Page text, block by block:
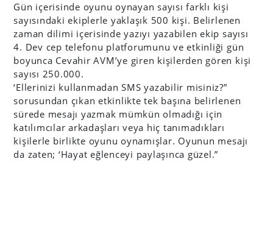
Gün içerisinde oyunu oynayan sayısı farklı kişi
sayısındaki ekiplerle yaklaşık 500 kişi. Belirlenen
zaman dilimi içerisinde yazıyı yazabilen ekip sayısı
4. Dev cep telefonu platforumunu ve etkinliği gün
boyunca Cevahir AVM’ye giren kişilerden gören kişi
sayısı 250.000.
‘Ellerinizi kullanmadan SMS yazabilir misiniz?”
sorusundan çıkan etkinlikte tek başına belirlenen
sürede mesajı yazmak mümkün olmadığı için
katılımcılar arkadaşları veya hiç tanımadıkları
kişilerle birlikte oyunu oynamışlar. Oyunun mesajı
da zaten; ‘Hayat eğlenceyi paylaşınca güzel.”